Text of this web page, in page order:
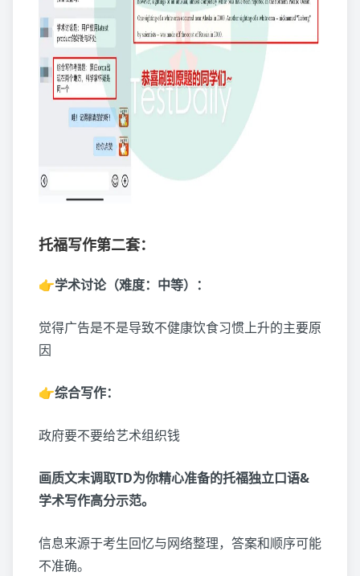
托福写作第二套：
👉学术讨论（难度：中等）：
觉得广告是不是导致不健康饮食习惯上升的主要原
因
👉综合写作：
政府要不要给艺术组织钱
画质文末调取TD为你精心准备的托福独立口语&
学术写作高分示范。
信息来源于考生回忆与网络整理，答案和顺序可能
不准确。